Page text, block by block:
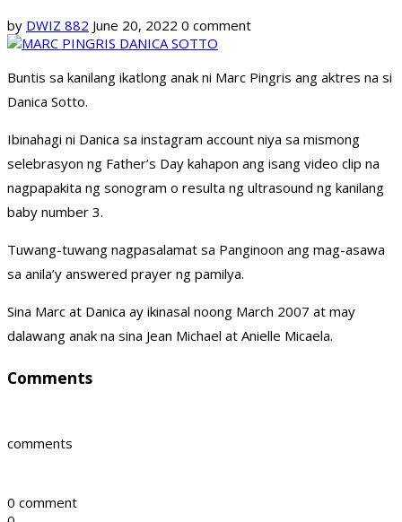
by DWIZ 882 June 20, 2022 0 comment
Buntis sa kanilang ikatlong anak ni Marc Pingris ang aktres na si
Danica Sotto.
Ibinahagi ni Danica sa instagram account niya sa mismong
selebrasyon ng Father’s Day kahapon ang isang video clip na
nagpapakita ng sonogram o resulta ng ultrasound ng kanilang
baby number 3.
Tuwang-tuwang nagpasalamat sa Panginoon ang mag-asawa
sa anila’y answered prayer ng pamilya.
Sina Marc at Danica ay ikinasal noong March 2007 at may
dalawang anak na sina Jean Michael at Anielle Micaela.
Comments
comments
0 comment